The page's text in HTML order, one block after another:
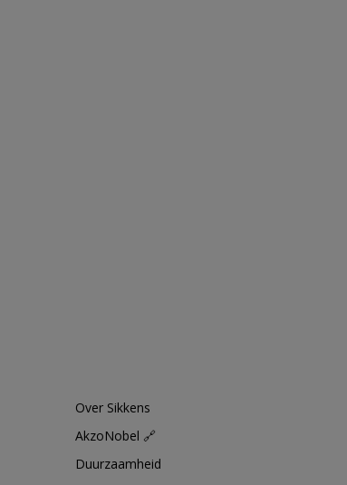
Over Sikkens
AkzoNobel 🔗
Duurzaamheid